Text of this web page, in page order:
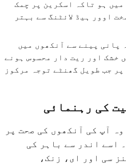
ہو تاکہ اسکرین پر چمک
اوور ہیڈ لائٹنگ سے بہتر
پانی پینے سے آنکھوں میں
خشک اور ریت دار محسوس ہونے
جب طویل گھنٹے توجہ مرکوز
کی رہنمائی
آپ کی آنکھوں کی صحت پر
اسے اندر سے باہر کی
سی اور ای، زنک،